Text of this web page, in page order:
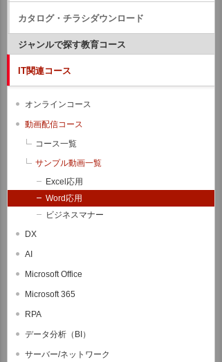
カタログ・チラシダウンロード
ジャンルで探す教育コース
IT関連コース
オンラインコース
動画配信コース
コース一覧
サンプル動画一覧
Excel応用
Word応用
ビジネスマナー
DX
AI
Microsoft Office
Microsoft 365
RPA
データ分析（BI）
サーバー/ネットワーク